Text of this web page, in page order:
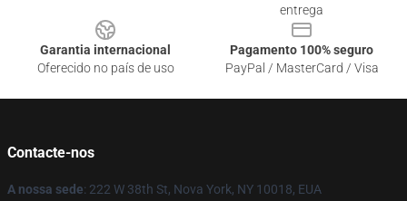
entrega
Garantia internacional
Oferecido no país de uso
Pagamento 100% seguro
PayPal / MasterCard / Visa
Contacte-nos
A nossa sede: 222 W 38th St, Nova York, NY 10018, EUA